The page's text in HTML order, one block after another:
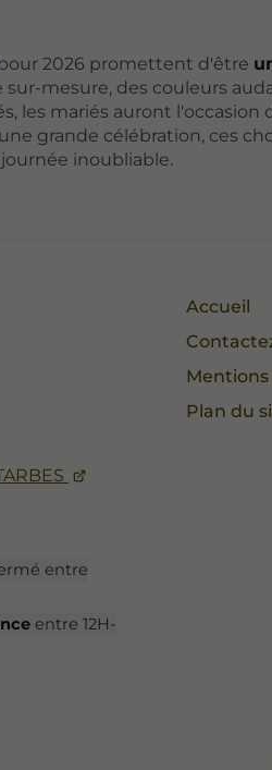
2026 promettent d'être
mesure, des couleurs
les mariés auront
grande célébration, ces
inoubliable.
entre
entre 12H-
Accueil
Mentions
Plan du